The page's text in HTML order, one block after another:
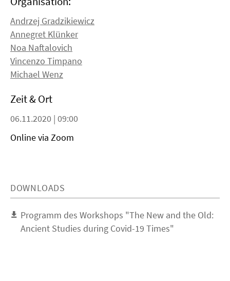
Andrzej Gradzikiewicz
Annegret Klünker
Noa Naftalovich
Vincenzo Timpano
Michael Wenz
Zeit & Ort
06.11.2020 | 09:00
Online via Zoom
DOWNLOADS
Programm des Workshops "The New and the Old:
Ancient Studies during Covid-19 Times"